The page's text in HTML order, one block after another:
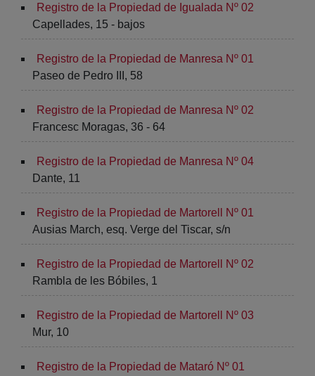
Registro de la Propiedad de Igualada Nº 02
Capellades, 15 - bajos
Registro de la Propiedad de Manresa Nº 01
Paseo de Pedro III, 58
Registro de la Propiedad de Manresa Nº 02
Francesc Moragas, 36 - 64
Registro de la Propiedad de Manresa Nº 04
Dante, 11
Registro de la Propiedad de Martorell Nº 01
Ausias March, esq. Verge del Tiscar, s/n
Registro de la Propiedad de Martorell Nº 02
Rambla de les Bóbiles, 1
Registro de la Propiedad de Martorell Nº 03
Mur, 10
Registro de la Propiedad de Mataró Nº 01